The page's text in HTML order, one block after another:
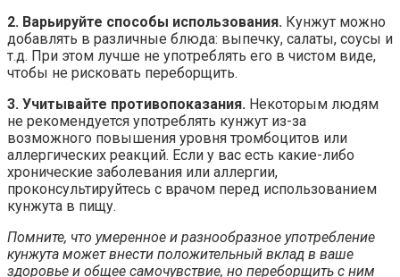
2. Варьируйте способы использования. Кунжут можно
добавлять в различные блюда: выпечку, салаты, соусы и
т.д. При этом лучше не употреблять его в чистом виде,
чтобы не рисковать переборщить.
3. Учитывайте противопоказания. Некоторым людям
не рекомендуется употреблять кунжут из-за
возможного повышения уровня тромбоцитов или
аллергических реакций. Если у вас есть какие-либо
хронические заболевания или аллергии,
проконсультируйтесь с врачом перед использованием
кунжута в пищу.
Помните, что умеренное и разнообразное употребление
кунжута может внести положительный вклад в ваше
здоровье и общее самочувствие, но переборщить с ним